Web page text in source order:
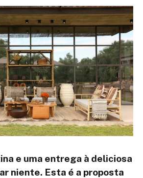
e uma entrega à deliciosa
niente. Esta é a proposta